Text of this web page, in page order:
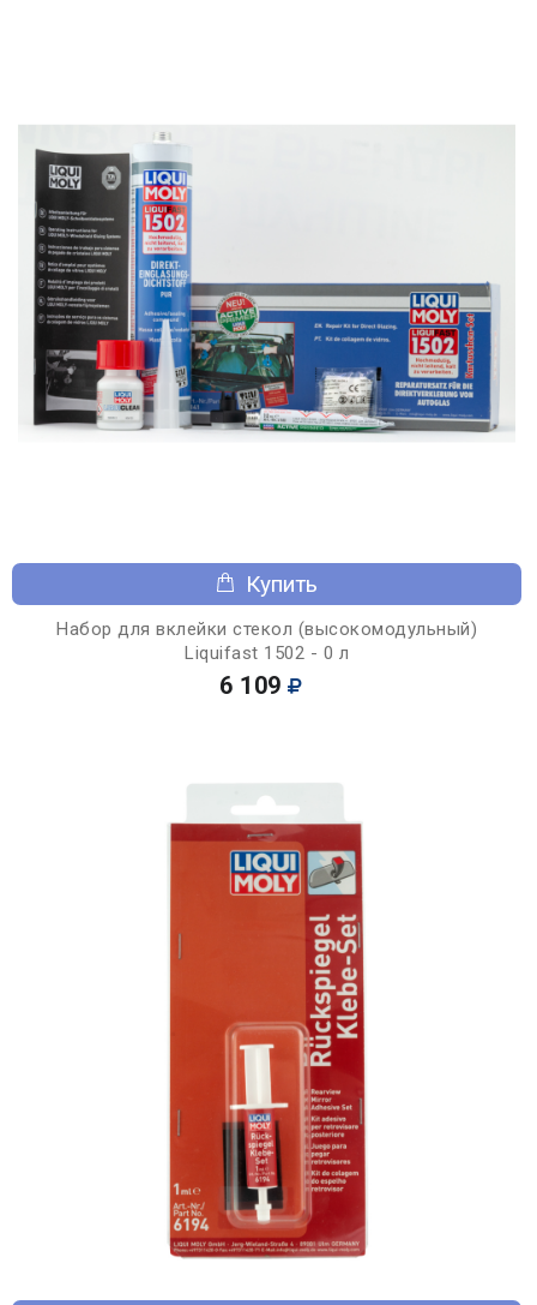
Купить
Набор для вклейки стекол (высокомодульный)
Liquifast 1502 - 0 л
6 109